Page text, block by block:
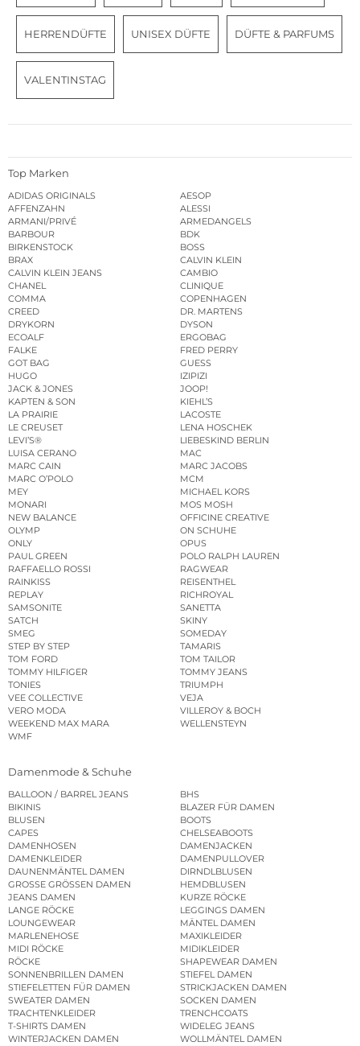
HERRENDÜFTE UNISEX DÜFTE DÜFTE & PARFUMS
VALENTINSTAG
Top Marken
ADIDAS ORIGINALS
AESOP
AFFENZAHN
ALESSI
ARMANI/PRIVÉ
ARMEDANGELS
BARBOUR
BDK
BIRKENSTOCK
BOSS
BRAX
CALVIN KLEIN
CALVIN KLEIN JEANS
CAMBIO
CHANEL
CLINIQUE
COMMA
COPENHAGEN
CREED
DR. MARTENS
DRYKORN
DYSON
ECOALF
ERGOBAG
FALKE
FRED PERRY
GOT BAG
GUESS
HUGO
IZIPIZI
JACK & JONES
JOOP!
KAPTEN & SON
KIEHL’S
LA PRAIRIE
LACOSTE
LE CREUSET
LENA HOSCHEK
LEVI’S®
LIEBESKIND BERLIN
LUISA CERANO
MAC
MARC CAIN
MARC JACOBS
MARC O’POLO
MCM
MEY
MICHAEL KORS
MONARI
MOS MOSH
NEW BALANCE
OFFICINE CREATIVE
OLYMP
ON SCHUHE
ONLY
OPUS
PAUL GREEN
POLO RALPH LAUREN
RAFFAELLO ROSSI
RAGWEAR
RAINKISS
REISENTHEL
REPLAY
RICHROYAL
SAMSONITE
SANETTA
SATCH
SKINY
SMEG
SOMEDAY
STEP BY STEP
TAMARIS
TOM FORD
TOM TAILOR
TOMMY HILFIGER
TOMMY JEANS
TONIES
TRIUMPH
VEE COLLECTIVE
VEJA
VERO MODA
VILLEROY & BOCH
WEEKEND MAX MARA
WELLENSTEYN
WMF
Damenmode & Schuhe
BALLOON / BARREL JEANS
BHS
BIKINIS
BLAZER FÜR DAMEN
BLUSEN
BOOTS
CAPES
CHELSEABOOTS
DAMENHOSEN
DAMENJACKEN
DAMENKLEIDER
DAMENPULLOVER
DAUNENMÄNTEL DAMEN
DIRNDLBLUSEN
GROSSE GRÖSSEN DAMEN
HEMDBLUSEN
JEANS DAMEN
KURZE RÖCKE
LANGE RÖCKE
LEGGINGS DAMEN
LOUNGEWEAR
MÄNTEL DAMEN
MARLENEHOSE
MAXIKLEIDER
MIDI RÖCKE
MIDIKLEIDER
RÖCKE
SHAPEWEAR DAMEN
SONNENBRILLEN DAMEN
STIEFEL DAMEN
STIEFELETTEN FÜR DAMEN
STRICKJACKEN DAMEN
SWEATER DAMEN
SOCKEN DAMEN
TRACHTENKLEIDER
TRENCHCOATS
T-SHIRTS DAMEN
WIDELEG JEANS
WINTERJACKEN DAMEN
WOLLMÄNTEL DAMEN